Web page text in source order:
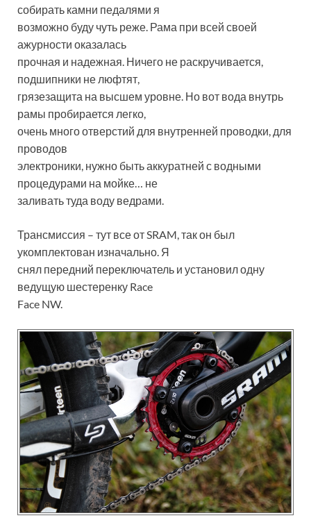
собирать камни педалями я
возможно буду чуть реже. Рама при всей своей
ажурности оказалась
прочная и надежная. Ничего не раскручивается,
подшипники не люфтят,
грязезащита на высшем уровне. Но вот вода внутрь
рамы пробирается легко,
очень много отверстий для внутренней проводки, для
проводов
электроники, нужно быть аккуратней с водными
процедурами на мойке… не
заливать туда воду ведрами.
Трансмиссия – тут все от SRAM, так он был
укомплектован изначально. Я
снял передний переключатель и установил одну
ведущую шестеренку Race
Face NW.